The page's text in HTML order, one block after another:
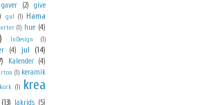
gaver (2)
give
gul (1) Hama
(1) hue (4)
InDesign (1)
(4) jul (14)
Kalender (4)
(1) keramik
kork (1)
krea
(13) lakrids (5)